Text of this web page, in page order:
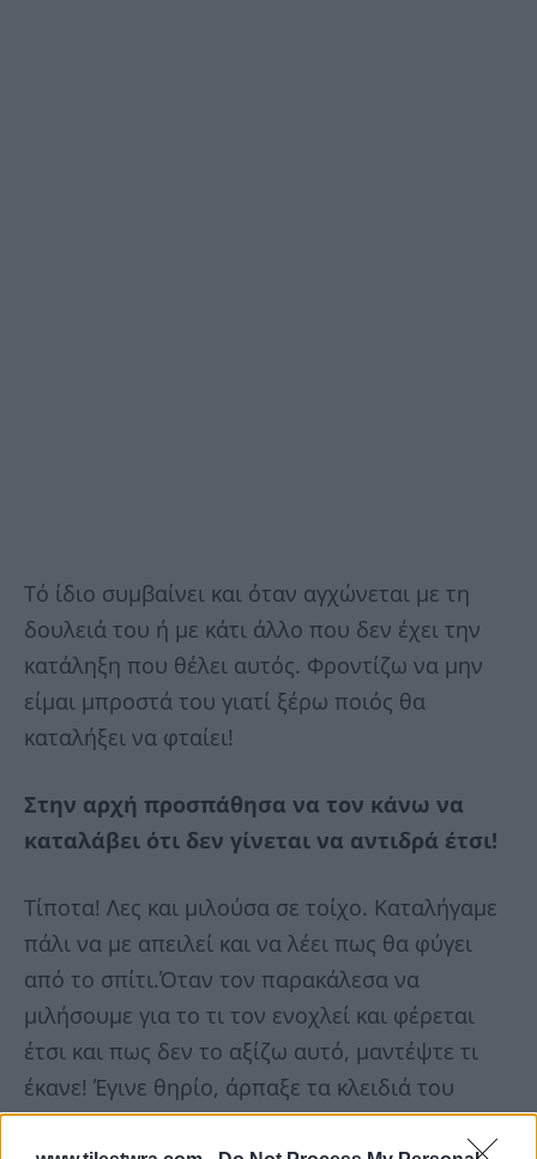
Τό ίδιο συμβαίνει και όταν αγχώνεται με τη
δουλειά του ή με κάτι άλλο που δεν έχει την
κατάληξη που θέλει αυτός. Φροντίζω να μην
είμαι μπροστά του γιατί ξέρω ποιός θα
καταλήξει να φταίει!
Στην αρχή προσπάθησα να τον κάνω να
καταλάβει ότι δεν γίνεται να αντιδρά έτσι!
Τίποτα! Λες και μιλούσα σε τοίχο. Καταλήγαμε
πάλι να με απειλεί και να λέει πως θα φύγει
από το σπίτι.Όταν τον παρακάλεσα να
μιλήσουμε για το τι τον ενοχλεί και φέρεται
έτσι και πως δεν το αξίζω αυτό, μαντέψτε τι
έκανε! Έγινε θηρίο, άρπαξε τα κλειδιά του
αυτοκινήτου, και χτυπώντας την πόρτα πίσω